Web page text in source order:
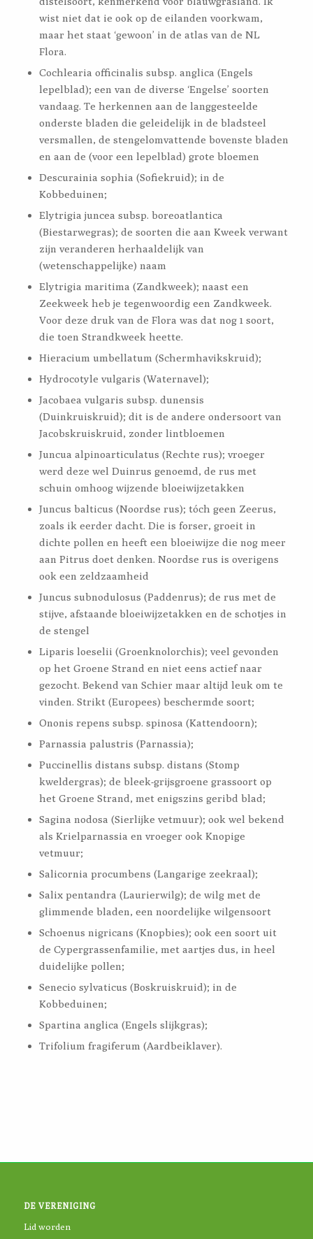
wist niet dat ie ook op de eilanden voorkwam,
maar het staat ‘gewoon’ in de atlas van de NL
Flora.
Cochlearia officinalis subsp. anglica (Engels
lepelblad); een van de diverse ‘Engelse’ soorten
vandaag. Te herkennen aan de langgesteelde
onderste bladen die geleidelijk in de bladsteel
versmallen, de stengelomvattende bovenste bladen
en aan de (voor een lepelblad) grote bloemen
Descurainia sophia (Sofiekruid); in de
Kobbeduinen;
Elytrigia juncea subsp. boreoatlantica
(Biestarwegras); de soorten die aan Kweek verwant
zijn veranderen herhaaldelijk van
(wetenschappelijke) naam
Elytrigia maritima (Zandkweek); naast een
Zeekweek heb je tegenwoordig een Zandkweek.
Voor deze druk van de Flora was dat nog 1 soort,
die toen Strandkweek heette.
Hieracium umbellatum (Schermhavikskruid);
Hydrocotyle vulgaris (Waternavel);
Jacobaea vulgaris subsp. dunensis
(Duinkruiskruid); dit is de andere ondersoort van
Jacobskruiskruid, zonder lintbloemen
Juncua alpinoarticulatus (Rechte rus); vroeger
werd deze wel Duinrus genoemd, de rus met
schuin omhoog wijzende bloeiwijzetakken
Juncus balticus (Noordse rus); tóch geen Zeerus,
zoals ik eerder dacht. Die is forser, groeit in
dichte pollen en heeft een bloeiwijze die nog meer
aan Pitrus doet denken. Noordse rus is overigens
ook een zeldzaamheid
Juncus subnodulosus (Paddenrus); de rus met de
stijve, afstaande bloeiwijzetakken en de schotjes in
de stengel
Liparis loeselii (Groenknolorchis); veel gevonden
op het Groene Strand en niet eens actief naar
gezocht. Bekend van Schier maar altijd leuk om te
vinden. Strikt (Europees) beschermde soort;
Ononis repens subsp. spinosa (Kattendoorn);
Parnassia palustris (Parnassia);
Puccinellis distans subsp. distans (Stomp
kweldergras); de bleek-grijsgroene grassoort op
het Groene Strand, met enigszins geribd blad;
Sagina nodosa (Sierlijke vetmuur); ook wel bekend
als Krielparnassia en vroeger ook Knopige
vetmuur;
Salicornia procumbens (Langarige zeekraal);
Salix pentandra (Laurierwilg); de wilg met de
glimmende bladen, een noordelijke wilgensoort
Schoenus nigricans (Knopbies); ook een soort uit
de Cypergrassenfamilie, met aartjes dus, in heel
duidelijke pollen;
Senecio sylvaticus (Boskruiskruid); in de
Kobbeduinen;
Spartina anglica (Engels slijkgras);
Trifolium fragiferum (Aardbeiklaver).
DE VERENIGING
Lid worden